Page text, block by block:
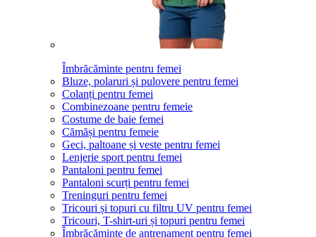
Îmbrăcăminte pentru femei
Bluze, polaruri și pulovere pentru femei
Colanți pentru femei
Combinezoane pentru femeie
Costume de baie femei
Cămăși pentru femeie
Geci, paltoane și veste pentru femei
Lenjerie sport pentru femei
Pantaloni pentru femei
Pantaloni scurți pentru femei
Treninguri pentru femei
Tricouri și topuri cu filtru UV pentru femei
Tricouri, T-shirt-uri și topuri pentru femei
Îmbrăcăminte de antrenament pentru femei